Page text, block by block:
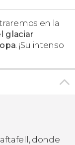
en la
glaciar
. ¡Su intenso
donde